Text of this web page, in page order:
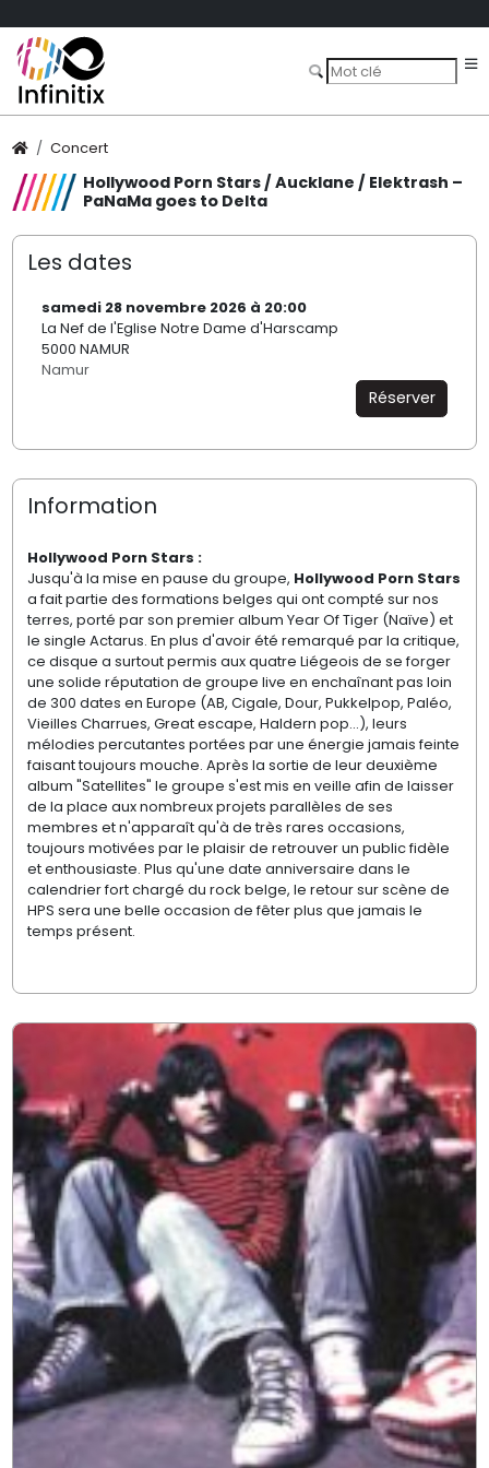
Concert
Hollywood Porn Stars / Aucklane / Elektrash –
PaNaMa goes to Delta
Les dates
samedi 28 novembre 2026 à 20:00
La Nef de l'Eglise Notre Dame d'Harscamp
5000 NAMUR
Namur
Réserver
Information
Hollywood Porn Stars :
Jusqu'à la mise en pause du groupe, Hollywood Porn Stars
a fait partie des formations belges qui ont compté sur nos
terres, porté par son premier album Year Of Tiger (Naïve) et
le single Actarus. En plus d'avoir été remarqué par la critique,
ce disque a surtout permis aux quatre Liégeois de se forger
une solide réputation de groupe live en enchaînant pas loin
de 300 dates en Europe (AB, Cigale, Dour, Pukkelpop, Paléo,
Vieilles Charrues, Great escape, Haldern pop...), leurs
mélodies percutantes portées par une énergie jamais feinte
faisant toujours mouche. Après la sortie de leur deuxième
album "Satellites" le groupe s'est mis en veille afin de laisser
de la place aux nombreux projets parallèles de ses
membres et n'apparaît qu'à de très rares occasions,
toujours motivées par le plaisir de retrouver un public fidèle
et enthousiaste. Plus qu'une date anniversaire dans le
calendrier fort chargé du rock belge, le retour sur scène de
HPS sera une belle occasion de fêter plus que jamais le
temps présent.